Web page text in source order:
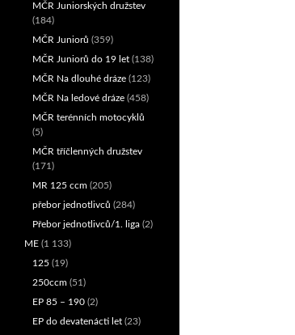
MČR Juniorských družstev
(184)
MČR Juniorů (359)
MČR Juniorů do 19 let (138)
MČR Na dlouhé dráze (123)
MČR Na ledové dráze (458)
MČR terénních motocyklů
(5)
MČR tříčlenných družstev
(171)
MR 125 ccm (205)
přebor jednotlivců (284)
Přebor jednotlivců/1. liga (2)
ME (1 133)
125 (19)
250ccm (51)
EP 85 – 190 (2)
EP do devatenácti let (23)